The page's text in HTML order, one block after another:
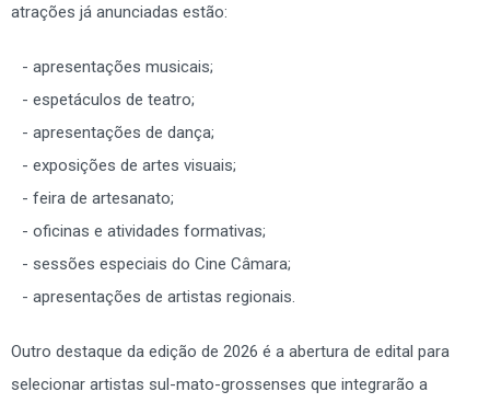
atrações já anunciadas estão:
apresentações musicais;
espetáculos de teatro;
apresentações de dança;
exposições de artes visuais;
feira de artesanato;
oficinas e atividades formativas;
sessões especiais do Cine Câmara;
apresentações de artistas regionais.
Outro destaque da edição de 2026 é a abertura de edital para
selecionar artistas sul-mato-grossenses que integrarão a